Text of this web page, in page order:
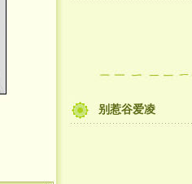
别惹谷爱凌